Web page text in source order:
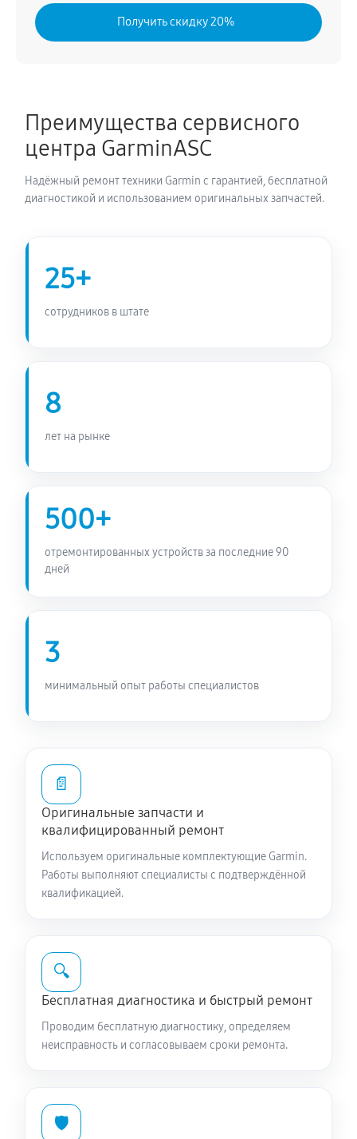
Восстановление после попадания влаги
900 руб 70 минут
Получить скидку 20%
Преимущества сервисного
центра GarminASC
Надёжный ремонт техники Garmin с гарантией, бесплатной
диагностикой и использованием оригинальных запчастей.
25+
сотрудников в штате
8
лет на рынке
500+
отремонтированных устройств за последние 90
дней
3
минимальный опыт работы специалистов
📄
Оригинальные запчасти и
квалифицированный ремонт
Используем оригинальные комплектующие Garmin.
Работы выполняют специалисты с подтверждённой
квалификацией.
🔍
Бесплатная диагностика и быстрый ремонт
Проводим бесплатную диагностику, определяем
неисправность и согласовываем сроки ремонта.
🛡️